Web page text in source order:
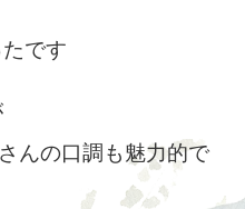
です
んの口調も魅力的で